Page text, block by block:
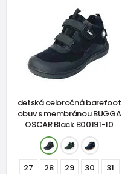
detská celoročná barefoot
obuv s membránou BUGGA
OSCAR Black B00191-10
27 28 29 30
31